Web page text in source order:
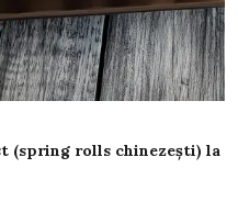
(spring rolls chinezești) la